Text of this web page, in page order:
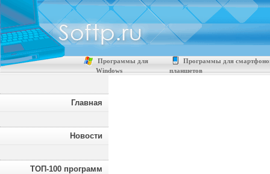
Программы для
Windows
Программы для
планшетов
Главная
Новости
ТОП-100 программ